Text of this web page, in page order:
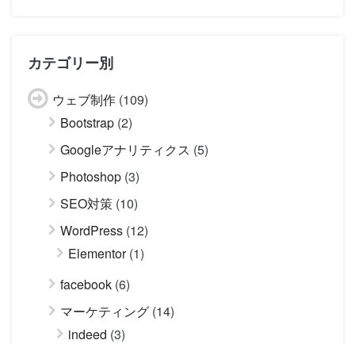
カテゴリー別
ウェブ制作 (109)
Bootstrap (2)
Googleアナリティクス (5)
Photoshop (3)
SEO対策 (10)
WordPress (12)
Elementor(1)
facebook (6)
マーケティング (14)
indeed (3)